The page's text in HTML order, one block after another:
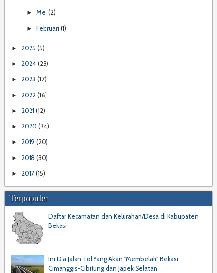
► Mei (2)
► Februari (1)
► 2025 (5)
► 2024(23)
► 2023 (17)
► 2022 (16)
► 2021 (12)
► 2020 (34)
► 2019 (20)
► 2018 (30)
► 2017(15)
Terpopuler
Daftar Kecamatan dan Kelurahan/Desa di Kabupaten
Bekasi
Ini Dia Jalan Tol Yang Akan "Membelah" Bekasi,
Cimanggis-Cibitung dan Japek Selatan